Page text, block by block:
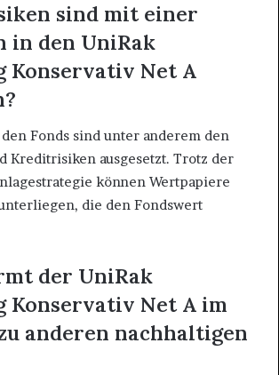
sind mit einer
in den UniRak
Konservativ Net A
Fonds sind unter anderem den
Kreditrisiken ausgesetzt. Trotz der
können Wertpapiere
die den Fondswert
der UniRak
Konservativ Net A im
anderen nachhaltigen